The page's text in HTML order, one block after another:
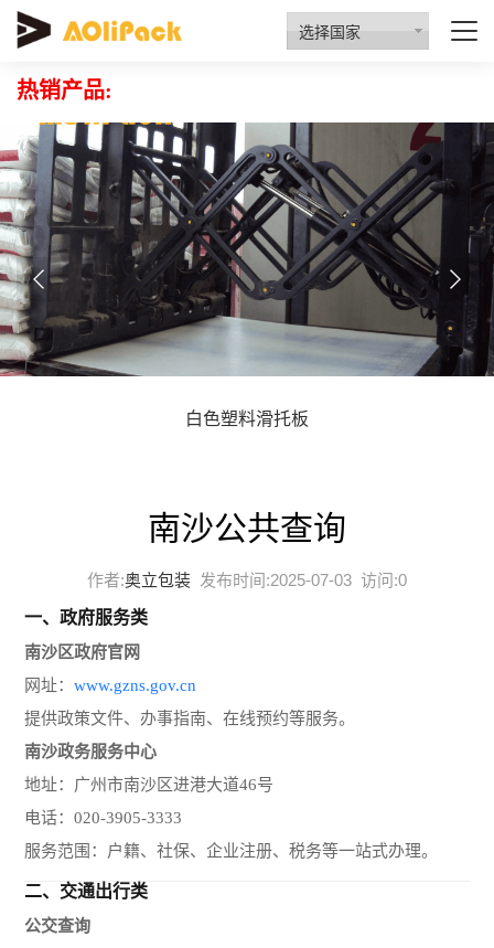
选择国家
质量检验 资质认证 行业动态 招商代理
热销产品:
白色塑料滑托板
南沙公共查询
作者:奥立包装 发布时间:2025-07-03 访问:0
一、政府服务类
南沙区政府官网
网址：www.gzns.gov.cn
提供政策文件、办事指南、在线预约等服务。
南沙政务服务中心
地址：广州市南沙区进港大道46号
电话：020-3905-3333
服务范围：户籍、社保、企业注册、税务等一站式办理。
二、 交通出行类
公交查询